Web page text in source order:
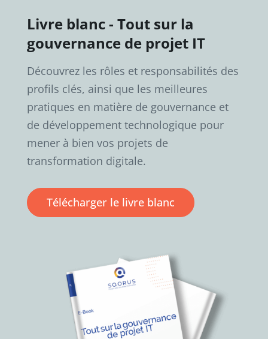
Livre blanc - Tout sur la
gouvernance de projet IT
Découvrez les rôles et responsabilités des
profils clés, ainsi que les meilleures
pratiques en matière de gouvernance et
de développement technologique pour
mener à bien vos projets de
transformation digitale.
Télécharger le livre blanc